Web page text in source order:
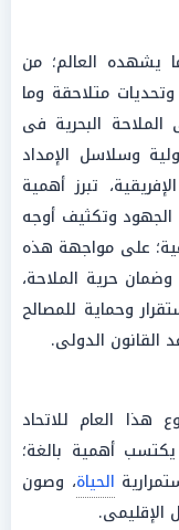
العالم؛ من
متلاحقة وما
البحرية فى
وسلاسل الإمداد
تبرز أهمية
الجهود وتكثيف أوجه
على مواجهة هذه
حرية الملاحة،
وحماية للمصالح
القانون الدولى.
هذا العام للاتحاد
أهمية بالغة؛
الحياة، وصون
الإقليمى.